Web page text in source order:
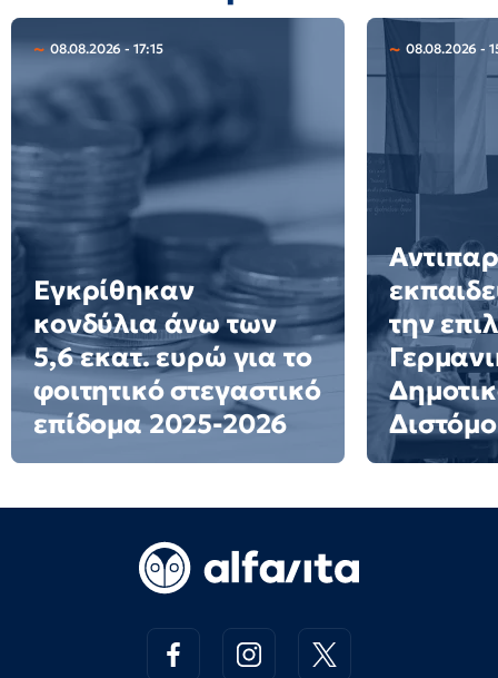
08.08.2026 - 17:15
Εγκρίθηκαν
κονδύλια άνω των
5,6 εκατ. ευρώ για το
φοιτητικό στεγαστικό
επίδομα 2025-2026
08.08.2026 -
την